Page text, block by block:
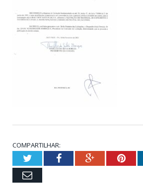
COMPARTILHAR:
TwitterFacebookGoogle+
Email